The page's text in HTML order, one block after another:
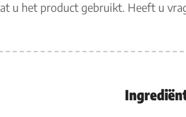
u het product gebruikt. Heeft u